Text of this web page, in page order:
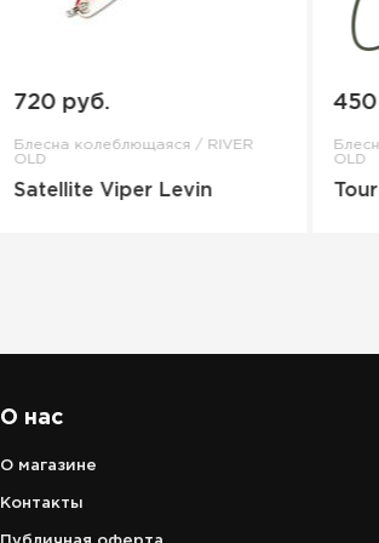
720 руб.
Блесна колеблющаяся / RIVER
OLD
Satellite Viper Levin
450
OLD
О нас
О магазине
Контакты